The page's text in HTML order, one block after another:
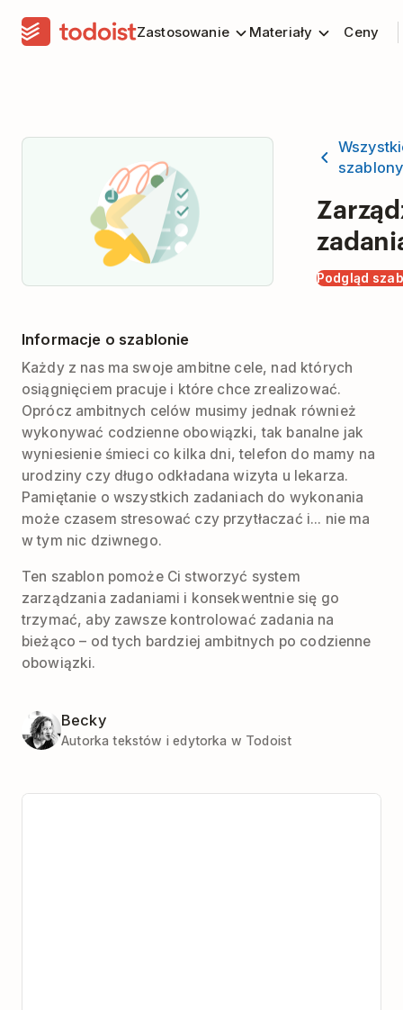
Zastosowanie Materiały Ceny
szablony
Podgląd
Informacje o szablonie
Każdy z nas ma swoje ambitne cele, nad których
osiągnięciem pracuje i które chce zrealizować.
Oprócz ambitnych celów musimy jednak również
wykonywać codzienne obowiązki, tak banalne jak
wyniesienie śmieci co kilka dni, telefon do mamy na
urodziny czy długo odkładana wizyta u lekarza.
Pamiętanie o wszystkich zadaniach do wykonania
może czasem stresować czy przytłaczać i... nie ma
w tym nic dziwnego.
Ten szablon pomoże Ci stworzyć system
zarządzania zadaniami i konsekwentnie się go
trzymać, aby zawsze kontrolować zadania na
bieżąco – od tych bardziej ambitnych po codzienne
obowiązki.
Becky
Autorka tekstów i edytorka w Todoist